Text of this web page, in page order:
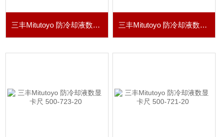
三丰Mitutoyo 防冷却液数显卡尺 500-717-20 三丰Mitutoyo 防冷却液数显卡尺 500-703-20